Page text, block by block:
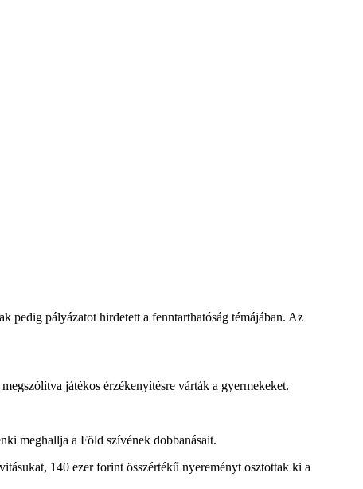
pedig pályázatot hirdetett a fenntarthatóság témájában. Az
játékos érzékenyítésre várták a gyermekeket.
meghallja a Föld szívének dobbanásait.
140 ezer forint összértékű nyereményt osztottak ki a